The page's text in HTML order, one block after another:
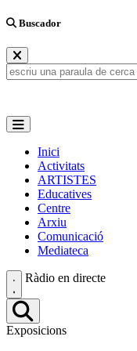
Buscador
Inici
Activitats
ARTISTES
Educatives
Centre
Arxiu
Comunicació
Mediateca
Ràdio en directe
Exposicions